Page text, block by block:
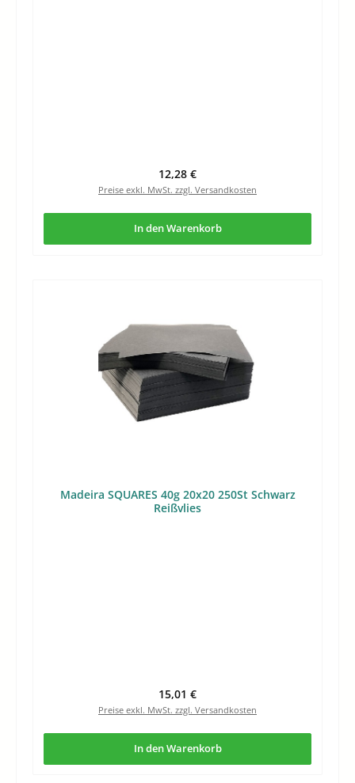
Regulärer Preis:
12,28 €
Preise exkl. MwSt. zzgl. Versandkosten
In den Warenkorb
Madeira SQUARES 40g 20x20 250St Schwarz
Reißvlies
Regulärer Preis:
15,01 €
Preise exkl. MwSt. zzgl. Versandkosten
In den Warenkorb